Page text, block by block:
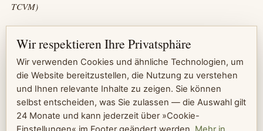
TCVM)
meinen Weg über die Zucht und die klassische Reiterei
nachAndalusiengefunden. Heute pendle ich für neue
Pferde zwischenSpanien, Portugal, den Niederlanden
und Deutschland — dort, wo viele meiner Kunden
leben, und dort, wo ich über die Jahre ein
vertrauensvolles Netzwerk auserlesener Züchter
Wir respektieren Ihre Privatsphäre
Wir verwenden Cookies und ähnliche Technologien, um
die Website bereitzustellen, die Nutzung zu verstehen
und Ihnen relevante Inhalte zu zeigen. Sie können
selbst entscheiden, was Sie zulassen — die Auswahl gilt
24 Monate und kann jederzeit über »Cookie-